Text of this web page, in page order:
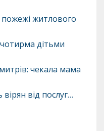
пожежі житлового
дітьми
чекала мама
від послуг…